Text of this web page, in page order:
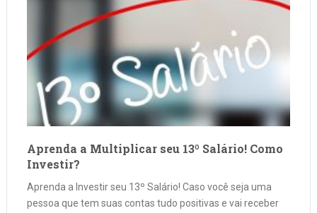
Aprenda a Multiplicar seu 13º Salário! Como
Investir?
Aprenda a Investir seu 13º Salário! Caso você seja uma
pessoa que tem suas contas tudo positivas e vai receber